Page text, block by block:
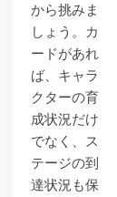
から挑みま
しょう。カ
ードがあれ
ば、キャラ
クターの育
成状況だけ
でなく、ス
テージの到
達状況も保